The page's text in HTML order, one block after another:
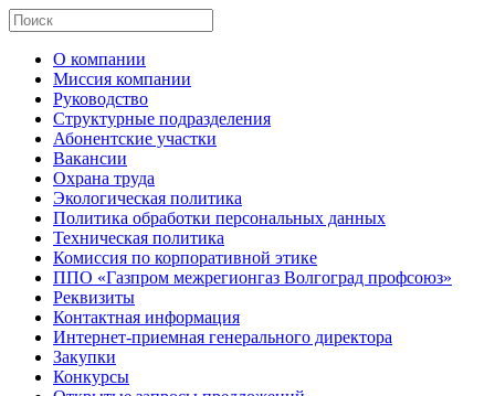
О компании
Миссия компании
Руководство
Структурные подразделения
Абонентские участки
Вакансии
Охрана труда
Экологическая политика
Политика обработки персональных данных
Техническая политика
Комиссия по корпоративной этике
ППО «Газпром межрегионгаз Волгоград профсоюз»
Реквизиты
Контактная информация
Интернет-приемная генерального директора
Закупки
Конкурсы